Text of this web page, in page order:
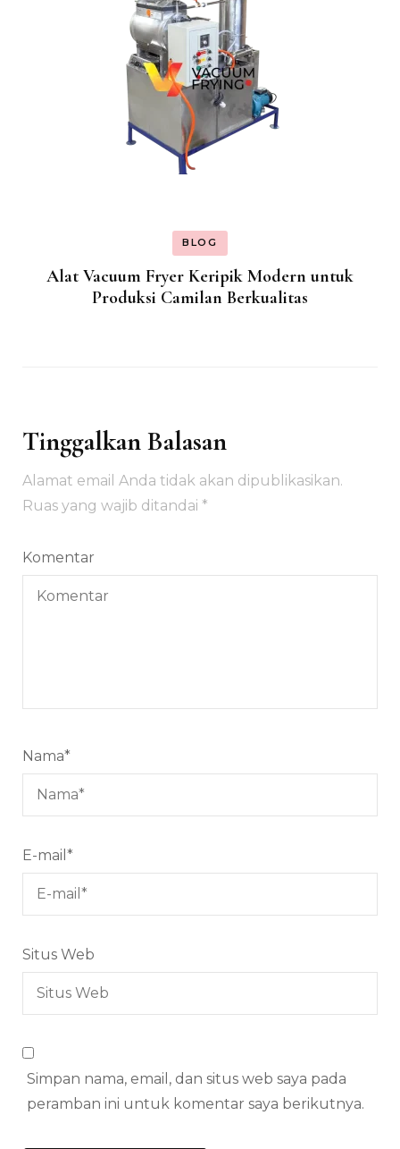
BLOG
Alat Vacuum Fryer Keripik Modern untuk
Produksi Camilan Berkualitas
Tinggalkan Balasan
Alamat email Anda tidak akan dipublikasikan.
Ruas yang wajib ditandai *
Komentar
Nama*
E-mail *
Situs Web
Simpan nama, email, dan situs web saya pada
peramban ini untuk komentar saya berikutnya.